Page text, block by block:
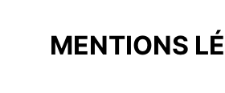
MENTIONS